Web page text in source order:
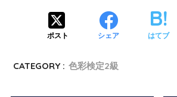
ポスト シェア はてブ
CATEGORY : 色彩検定2級